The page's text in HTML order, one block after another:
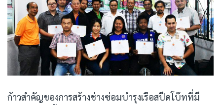
ก้าวสำคัญของการสร้างช่างซ่อมบำรุงเรือสปีดโบ๊ทที่มี